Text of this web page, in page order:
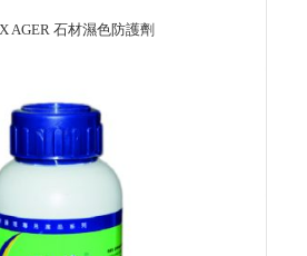
AGER 石材濕色防護劑